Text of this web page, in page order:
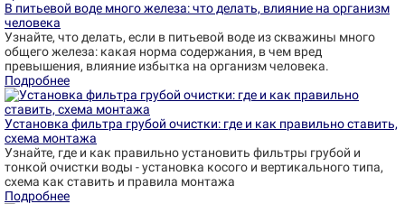
В питьевой воде много железа: что делать, влияние на организм
человека
Узнайте, что делать, если в питьевой воде из скважины много
общего железа: какая норма содержания, в чем вред
превышения, влияние избытка на организм человека.
Подробнее
Установка фильтра грубой очистки: где и как правильно ставить,
схема монтажа
Узнайте, где и как правильно установить фильтры грубой и
тонкой очистки воды - установка косого и вертикального типа,
схема как ставить и правила монтажа
Подробнее